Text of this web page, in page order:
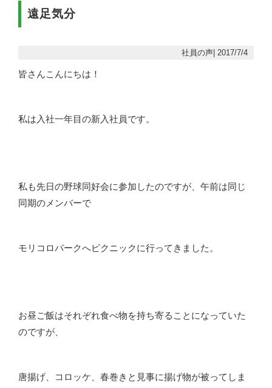
遠足気分
社員の声| 2017/7/4
皆さんこんにちは！
私は入社一年目の新入社員です。
私も先日の野球同好会に参加したのですが、午前は同じ
同期のメンバーで
モリコロパークへピクニックに行ってきました。
お昼ご飯はそれぞれ食べ物を持ち寄ることになっていた
のですが、
唐揚げ、コロッケ、春巻きと見事に揚げ物が被ってしま